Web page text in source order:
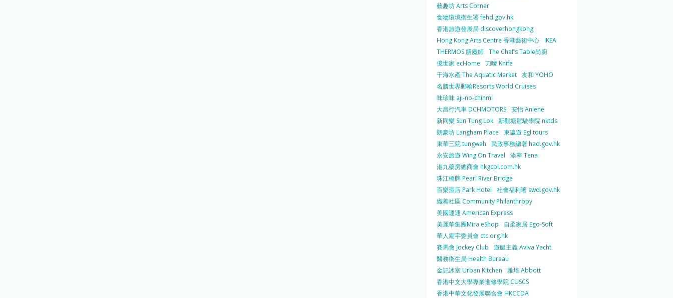
藝趣坊 Arts Corner
食物環境衛生署 fehd.gov.hk
香港旅遊發展局 discoverhongkong
Hong Kong Arts Centre 香港藝術中心 IKEA
THERMOS 膳魔師 The Chef’s Table尚廚
億世家 ecHome
刀嘜 Knife
千海水產 The Aquatic Market 友和 YOHO
名勝世界郵輪Resorts World Cruises
味珍味 aji-no-chinmi
大昌行汽車 DCHMOTORS 安怡 Anlene
新同樂 Sun Tung Lok 新觀塘駕駛學院 nktds
朗豪坊 Langham Place
東瀛遊 Egl tours
東華三院 tungwah
民政事務總署 had.gov.hk
永安旅遊 Wing On Travel
添寧 Tena
港九藥房總商會 hkgcpl.com.hk
珠江橋牌 Pearl River Bridge
百樂酒店 Park Hotel
社會福利署 swd.gov.hk
織善社區 Community Philanthropy
美國運通 American Express
美麗華集團Mira eShop
自柔家居 Ego-Soft
華人廟宇委員會 ctc.org.hk
賽馬會 Jockey Club
遊艇主義 Aviva Yacht
醫務衛生局 Health Bureau
金記冰室 Urban Kitchen
雅培 Abbott
香港中文大學專業進修學院 CUSCS
香港中華文化發展聯合會 HKCCDA